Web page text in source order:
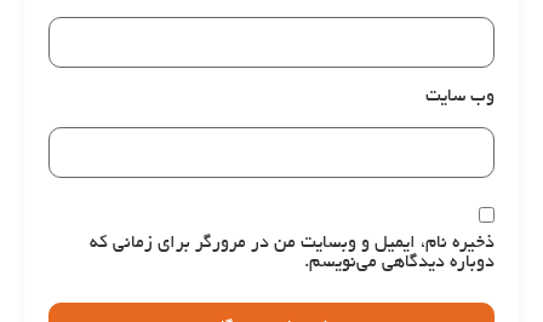
وب‌ سایت
ذخیره نام، ایمیل و وبسایت من در مرورگر برای زمانی که
دوباره دیدگاهی می‌نویسم.